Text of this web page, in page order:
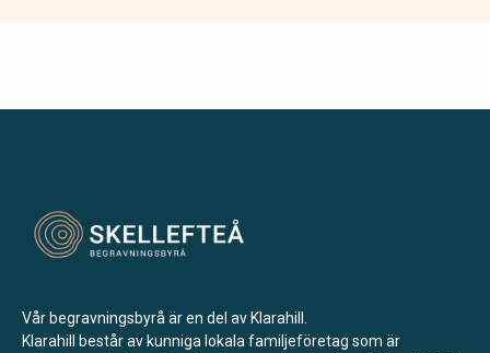
Vår begravningsbyrå är en del av Klarahill.
Klarahill består av kunniga lokala familjeföretag som är